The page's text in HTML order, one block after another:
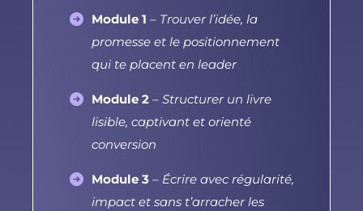
Module 1 – Trouver l’idée, la
promesse et le positionnement
qui te placent en leader
Module 2 – Structurer un livre
lisible, captivant et orienté
conversion
Module 3 – Écrire avec régularité,
impact et sans t’arracher les